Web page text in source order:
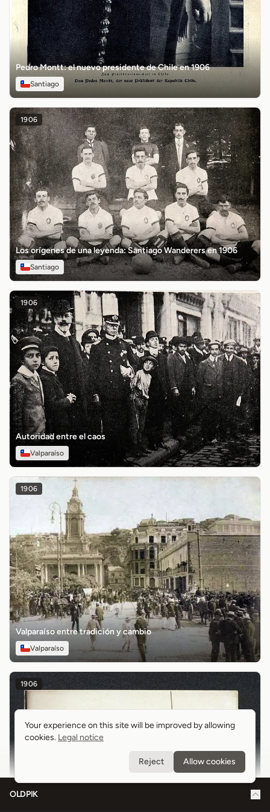
Pedro Montt: el nuevo presidente de Chile en 1906
Santiago
1906
Los orígenes de una leyenda: Santiago Wanderers en 1906
Santiago
1906
Autoridad entre el caos
Valparaíso
1906
Valparaíso entre tradición y cambio
Valparaíso
1906
OLDPIK
Your experience on this site will be improved by allowing
cookies. Legal notice
Reject Allow cookies
Your experience on this site will be improved by allowing
cookies. Legal notice
Reject Allow cookies